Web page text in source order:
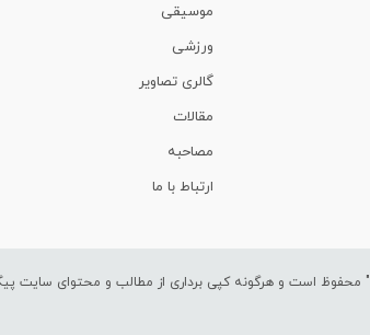
موسیقی
ورزشی
گالری تصاویر
مقالات
مصاحبه
ارتباط با ما
" محفوظ است و هرگونه کپی برداری از مطالب و محتوای سایت